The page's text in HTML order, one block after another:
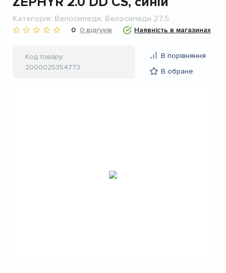
Категорія Велосипеди, Велосипеди 27,5
0 0 відгуків Наявність в магазинах
Код товару
2000025354773
В порівняння
В обране